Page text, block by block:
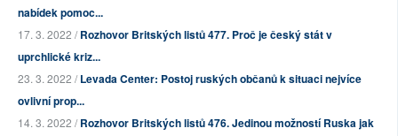
nabídek pomoc...
17. 3. 2022 /Rozhovor Britských listů 477. Proč je český stát v
uprchlické kriz...
23. 3. 2022 /Levada Center: Postoj ruských občanů k situaci nejvíce
ovlivní prop...
14. 3. 2022 /Rozhovor Britských listů 476. Jedinou možností Ruska jak